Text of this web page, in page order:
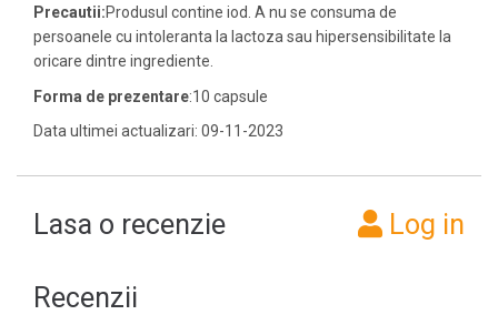
Precautii:Produsul contine iod. A nu se consuma de
persoanele cu intoleranta la lactoza sau hipersensibilitate la
oricare dintre ingrediente.
Forma de prezentare:10 capsule
Data ultimei actualizari: 09-11-2023
Lasa o recenzie Log in
Recenzii